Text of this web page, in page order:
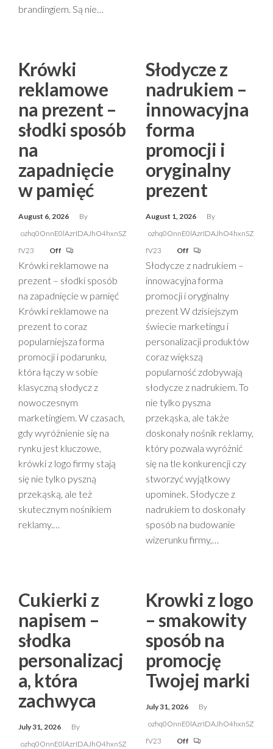
brandingiem. Są nie…
Krówki
reklamowe
na prezent –
słodki sposób
na
zapadnięcie
w pamięć
August 6, 2026
By
ozhq0OnnE0lAzrIDAJhO4hxnSZ
fV23
Off
Krówki reklamowe na
prezent – słodki sposób
na zapadnięcie w pamięć
Krówki reklamowe na
prezent to coraz
popularniejsza forma
promocji i podarunku,
która łączy w sobie
klasyczną słodycz z
nowoczesnym
marketingiem. W czasach,
gdy wyróżnienie się na
rynku jest kluczowe,
krówki z logo firmy stają
się nie tylko pyszną
przekąską, ale też
skutecznym nośnikiem
reklamy.…
Słodycze z
nadrukiem –
innowacyjna
forma
promocji i
oryginalny
prezent
August 1, 2026
By
ozhq0OnnE0lAzrIDAJhO4hxnSZ
fV23
Off
Słodycze z nadrukiem –
innowacyjna forma
promocji i oryginalny
prezent W dzisiejszym
świecie marketingu i
personalizacji produktów
coraz większą
popularność zdobywają
słodycze z nadrukiem. To
nie tylko pyszna
przekąska, ale także
doskonały nośnik reklamy,
który pozwala wyróżnić
się na tle konkurencji czy
stworzyć wyjątkowy
upominek. Słodycze z
nadrukiem to doskonały
sposób na budowanie
wizerunku firmy,…
Cukierki z
napisem –
słodka
personalizacj
a, która
zachwyca
July 31, 2026
By
ozhq0OnnE0lAzrIDAJhO4hxnSZ
Krowki z logo
– smakowity
sposób na
promocję
Twojej marki
July 31, 2026
By
ozhq0OnnE0lAzrIDAJhO4hxnSZ
fV23
Off